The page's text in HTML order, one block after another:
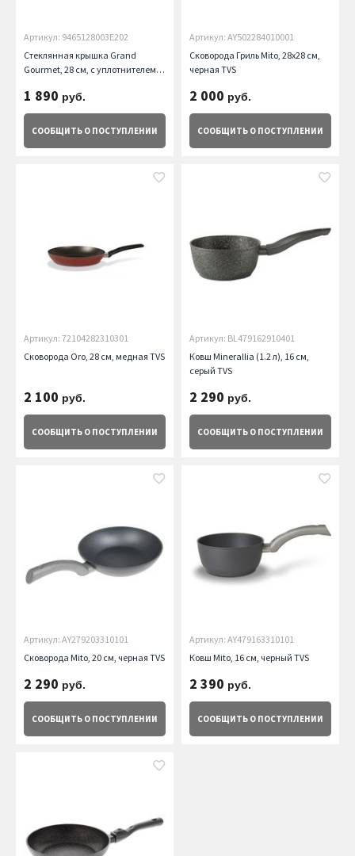
Артикул: 9465128003E202
Стеклянная крышка Grand
Gourmet, 28 см, с уплотнителем
1 890 руб.
СООБЩИТЬ О ПОСТУПЛЕНИИ
Артикул: AY502284010001
Сковорода Гриль Mito, 28х28 см,
черная TVS
2 000 руб.
СООБЩИТЬ О ПОСТУПЛЕНИИ
Артикул: 72104282310301
Сковорода Oro, 28 см, медная TVS
2 100 руб.
СООБЩИТЬ О ПОСТУПЛЕНИИ
Артикул: BL479162910401
Ковш Minerallia (1.2 л), 16 см,
серый TVS
2 290 руб.
СООБЩИТЬ О ПОСТУПЛЕНИИ
Артикул: AY279203310101
Сковорода Mito, 20 см, черная TVS
2 290 руб.
СООБЩИТЬ О ПОСТУПЛЕНИИ
Артикул: AY479163310101
Ковш Mito, 16 см, черный TVS
2 390 руб.
СООБЩИТЬ О ПОСТУПЛЕНИИ